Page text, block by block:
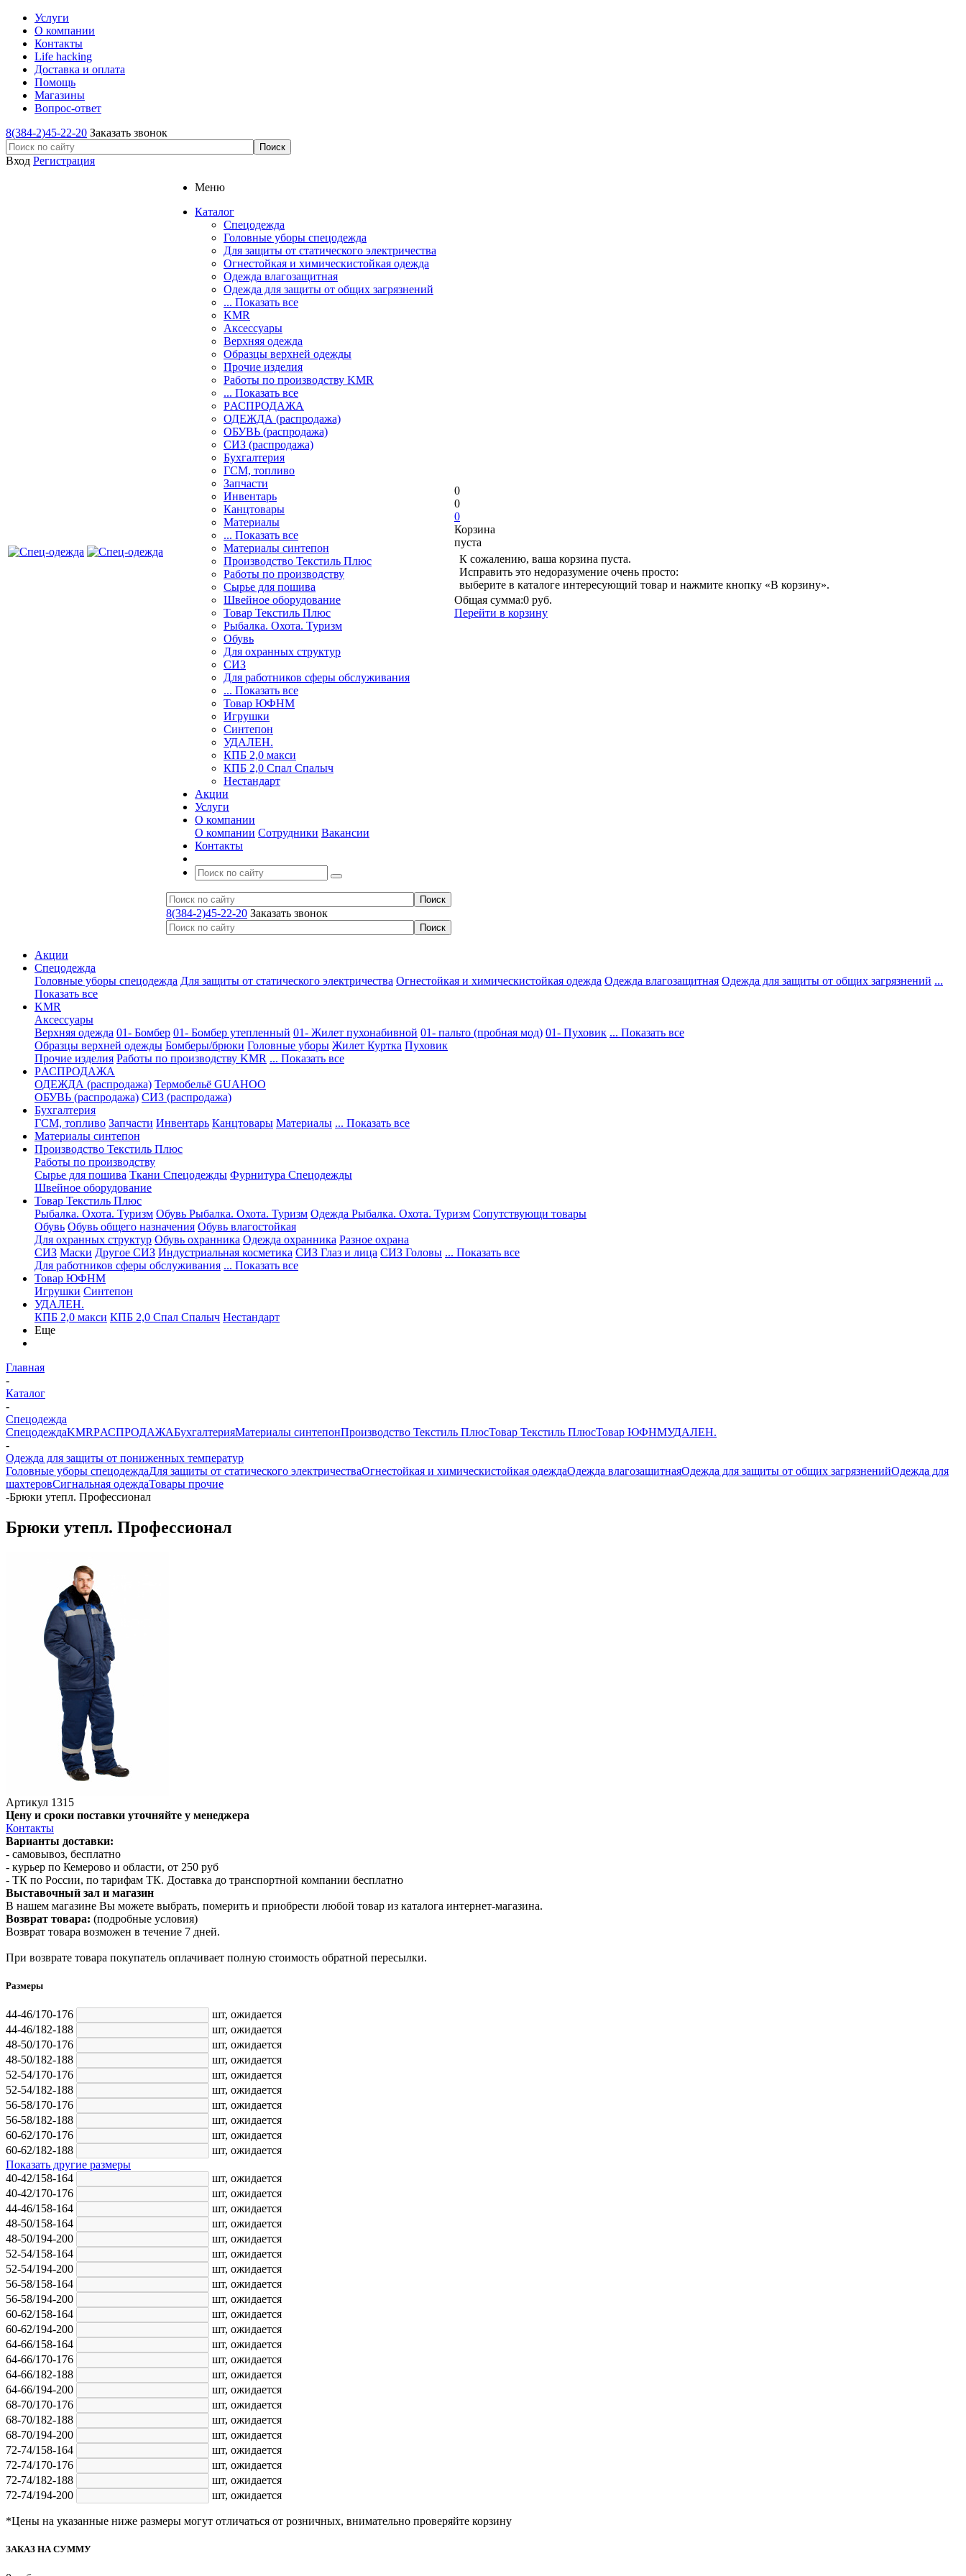
Услуги
О компании
Контакты
Life hacking
Доставка и оплата
Помощь
Магазины
Вопрос-ответ
8(384-2)45-22-20 Заказать звонок
Вход Регистрация
Меню
Каталог
Спецодежда
Головные уборы спецодежда
Для защиты от статического электричества
Огнестойкая и химическистойкая одежда
Одежда влагозащитная
Одежда для защиты от общих загрязнений
... Показать все
KMR
Аксессуары
Верхняя одежда
Образцы верхней одежды
Прочие изделия
Работы по производству KMR
... Показать все
PАСПРОДАЖА
ОДЕЖДА (распродажа)
ОБУВЬ (распродажа)
СИЗ (распродажа)
Бухгалтерия
ГСМ, топливо
Запчасти
Инвентарь
Канцтовары
Материалы
... Показать все
Материалы синтепон
Производство Текстиль Плюс
Работы по производству
Сырье для пошива
Швейное оборудование
Товар Текстиль Плюс
Рыбалка. Охота. Туризм
Обувь
Для охранных структур
СИЗ
Для работников сферы обслуживания
... Показать все
Товар ЮФНМ
Игрушки
Синтепон
УДАЛЕН.
КПБ 2,0 макси
КПБ 2,0 Спал Спалыч
Нестандарт
Акции
Услуги
О компании
О компании Сотрудники Вакансии
Контакты
8(384-2)45-22-20 Заказать звонок
0
0
0
Корзина
пуста
К сожалению, ваша корзина пуста.
Исправить это недоразумение очень просто:
выберите в каталоге интересующий товар и нажмите кнопку «В корзину».
Общая сумма:0 руб.
Перейти в корзину
Акции
Спецодежда
Головные уборы спецодежда Для защиты от статического электричества Огнестойкая и химическистойкая одежда Одежда влагозащитная Одежда для защиты от общих загрязнений ...
Показать все
KMR
Аксессуары
Верхняя одежда 01- Бомбер 01- Бомбер утепленный 01- Жилет пухонабивной 01- пальто (пробная мод) 01- Пуховик ... Показать все
Образцы верхней одежды Бомберы/брюки Головные уборы Жилет Куртка Пуховик
Прочие изделия Работы по производству KMR ... Показать все
PАСПРОДАЖА
ОДЕЖДА (распродажа) Термобельё GUAHOO
ОБУВЬ (распродажа) СИЗ (распродажа)
Бухгалтерия
ГСМ, топливо Запчасти Инвентарь Канцтовары Материалы ... Показать все
Материалы синтепон
Производство Текстиль Плюс
Работы по производству
Сырье для пошива Ткани Спецодежды Фурнитура Спецодежды
Швейное оборудование
Товар Текстиль Плюс
Рыбалка. Охота. Туризм Обувь Рыбалка. Охота. Туризм Одежда Рыбалка. Охота. Туризм Сопутствующи товары
Обувь Обувь общего назначения Обувь влагостойкая
Для охранных структур Обувь охранника Одежда охранника Разное охрана
СИЗ Маски Другое СИЗ Индустриальная косметика СИЗ Глаз и лица СИЗ Головы ... Показать все
Для работников сферы обслуживания ... Показать все
Товар ЮФНМ
Игрушки Синтепон
УДАЛЕН.
КПБ 2,0 макси КПБ 2,0 Спал Спалыч Нестандарт
Еще
Главная
-
Каталог
-
Спецодежда
СпецодеждаKMRPАСПРОДАЖАБухгалтерияМатериалы синтепонПроизводство Текстиль ПлюсТовар Текстиль ПлюсТовар ЮФНМУДАЛЕН.
-
Одежда для защиты от пониженных температур
Головные уборы спецодеждаДля защиты от статического электричестваОгнестойкая и химическистойкая одеждаОдежда влагозащитнаяОдежда для защиты от общих загрязненийОдежда для
шахтеровСигнальная одеждаТовары прочие
-Брюки утепл. Профессионал
Брюки утепл. Профессионал
Артикул 1315
Цену и сроки поставки уточняйте у менеджера
Контакты
Варианты доставки:
- самовывоз, бесплатно
- курьер по Кемерово и области, от 250 руб
- ТК по России, по тарифам ТК. Доставка до транспортной компании бесплатно
Выставочный зал и магазин
В нашем магазине Вы можете выбрать, померить и приобрести любой товар из каталога интернет-магазина.
Возврат товара: (подробные условия)
Возврат товара возможен в течение 7 дней.
При возврате товара покупатель оплачивает полную стоимость обратной пересылки.
Размеры
44-46/170-176 шт, ожидается
44-46/182-188
шт, ожидается
48-50/170-176
шт, ожидается
48-50/182-188
шт, ожидается
52-54/170-176
шт, ожидается
52-54/182-188
шт, ожидается
56-58/170-176
шт, ожидается
56-58/182-188
шт, ожидается
60-62/170-176
шт, ожидается
60-62/182-188
шт, ожидается
Показать другие размеры
40-42/158-164
шт, ожидается
40-42/170-176
шт, ожидается
44-46/158-164
шт, ожидается
48-50/158-164
шт, ожидается
48-50/194-200
шт, ожидается
52-54/158-164
шт, ожидается
52-54/194-200
шт, ожидается
56-58/158-164
шт, ожидается
56-58/194-200
шт, ожидается
60-62/158-164
шт, ожидается
60-62/194-200
шт, ожидается
64-66/158-164
шт, ожидается
64-66/170-176
шт, ожидается
64-66/182-188
шт, ожидается
64-66/194-200
шт, ожидается
68-70/170-176
шт, ожидается
68-70/182-188
шт, ожидается
68-70/194-200
шт, ожидается
72-74/158-164
шт, ожидается
72-74/170-176
шт, ожидается
72-74/182-188
шт, ожидается
72-74/194-200
шт, ожидается
*Цены на указанные ниже размеры могут отличаться от розничных, внимательно проверяйте корзину
ЗАКАЗ НА СУММУ